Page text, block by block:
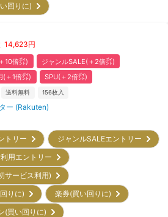
い回りに)
14,623円
10倍㌽)
ジャンルSALE(＋2倍㌽)
(＋1倍㌽)
SPU(＋2倍㌽)
送料無料 156枚入
ー (Rakuten)
トリー
ジャンルSALEエントリー
利用エントリー
サービス利用)
回りに)
楽券(買い回りに)
(買い回りに)